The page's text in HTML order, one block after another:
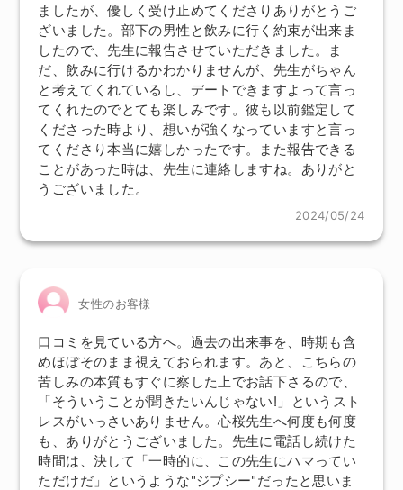
ましたが、優しく受け止めてくださりありがとうご
ざいました。部下の男性と飲みに行く約束が出来ま
したので、先生に報告させていただきました。ま
だ、飲みに行けるかわかりませんが、先生がちゃん
と考えてくれているし、デートできますよって言っ
てくれたのでとても楽しみです。彼も以前鑑定して
くださった時より、想いが強くなっていますと言っ
てくださり本当に嬉しかったです。また報告できる
ことがあった時は、先生に連絡しますね。ありがと
うございました。
2024/05/24
女性のお客様
口コミを見ている方へ。過去の出来事を、時期も含
めほぼそのまま視えておられます。あと、こちらの
苦しみの本質もすぐに察した上でお話下さるので、
「そういうことが聞きたいんじゃない!」というスト
レスがいっさいありません。心桜先生へ何度も何度
も、ありがとうございました。先生に電話し続けた
時間は、決して「一時的に、この先生にハマってい
ただけだ」というような"ジプシー"だったと思いま